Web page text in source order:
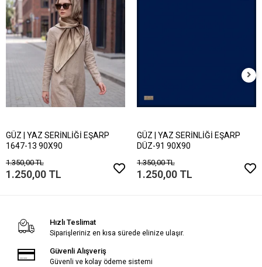
GÜZ | YAZ SERİNLİĞİ EŞARP
1647-13 90X90
1.350,00 TL
1.250,00 TL
GÜZ | YAZ SERİNLİĞİ EŞARP
DÜZ-91 90X90
1.350,00 TL
1.250,00 TL
Hızlı Teslimat
Siparişleriniz en kısa sürede elinize ulaşır.
Güvenli Alışveriş
Güvenli ve kolay ödeme sistemi